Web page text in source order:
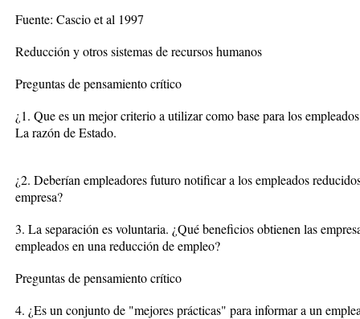
Fuente: Cascio et al 1997
Reducción y otros sistemas de recursos humanos
Preguntas de pensamiento crítico
¿1. Que es un mejor criterio a utilizar como base para los
La razón de Estado.
¿2. Deberían empleadores futuro notificar a los empleados
empresa?
3. La separación es voluntaria. ¿Qué beneficios obtienen las
empleados en una reducción de empleo?
Preguntas de pensamiento crítico
4. ¿Es un conjunto de "mejores prácticas" para informar a un